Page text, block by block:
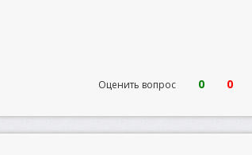
Оценить вопрос 0 0